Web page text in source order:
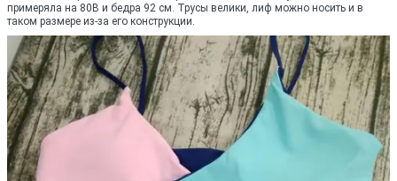
примеряла на 80В и бедра 92 см. Трусы велики, лиф можно носить и в
таком размере из-за его конструкции.